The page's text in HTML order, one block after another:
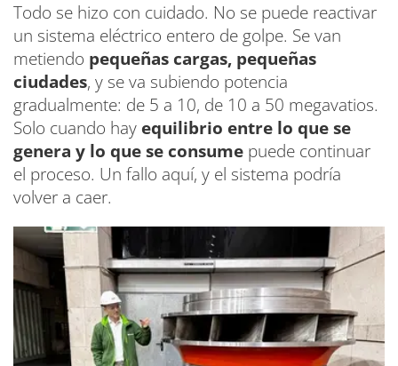
Todo se hizo con cuidado. No se puede reactivar
un sistema eléctrico entero de golpe. Se van
metiendo pequeñas cargas, pequeñas
ciudades, y se va subiendo potencia
gradualmente: de 5 a 10, de 10 a 50 megavatios.
Solo cuando hay equilibrio entre lo que se
genera y lo que se consume puede continuar
el proceso. Un fallo aquí, y el sistema podría
volver a caer.